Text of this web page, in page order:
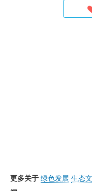
更多关于 绿色发展 生态